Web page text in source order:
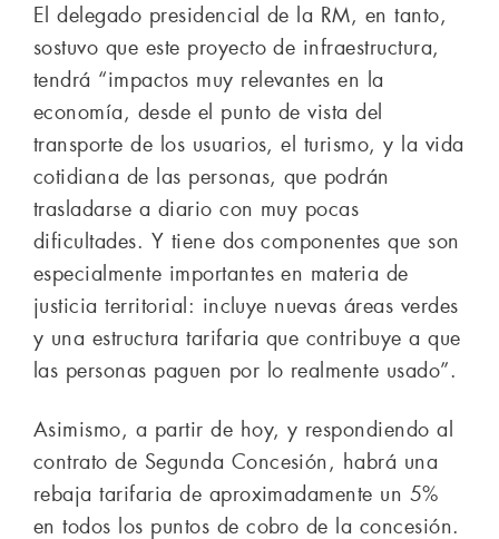
El delegado presidencial de la RM, en tanto,
sostuvo que este proyecto de infraestructura,
tendrá “impactos muy relevantes en la
economía, desde el punto de vista del
transporte de los usuarios, el turismo, y la vida
cotidiana de las personas, que podrán
trasladarse a diario con muy pocas
dificultades. Y tiene dos componentes que son
especialmente importantes en materia de
justicia territorial: incluye nuevas áreas verdes
y una estructura tarifaria que contribuye a que
las personas paguen por lo realmente usado”.
Asimismo, a partir de hoy, y respondiendo al
contrato de Segunda Concesión, habrá una
rebaja tarifaria de aproximadamente un 5%
en todos los puntos de cobro de la concesión.